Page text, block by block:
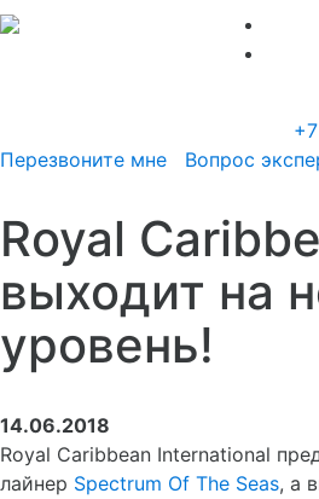
Перезвоните мне
Вопрос
Royal
выходит на
уровень!
14.06.2018
Royal Caribbean International
лайнер Spectrum Of The Seas, а